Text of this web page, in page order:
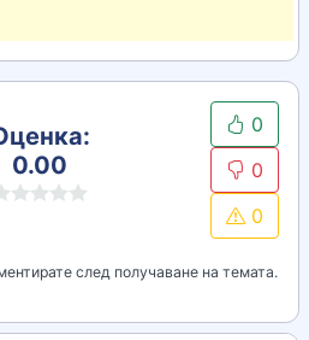
0.00
0
0
0
след получаване на темата.